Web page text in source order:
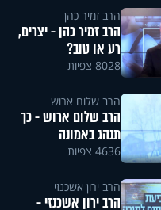
הרב זמיר כהן
הרב זמיר כהן - יצרים,
רע או טוב?
8028 צפיות
הרב שלום ארוש
הרב שלום ארוש - כך
תנהג באמונה
4636 צפיות
הרב ירון אשכנזי
הרב ירון אשכנזי -